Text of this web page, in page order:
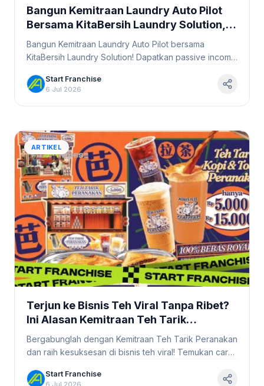
Bangun Kemitraan Laundry Auto Pilot
Bersama KitaBersih Laundry Solution,
Bisnis Tanpa Harus Turun Tangan
#Startfranchise
Bangun Kemitraan Laundry Auto Pilot bersama
KitaBersih Laundry Solution! Dapatkan passive income
sekarang!Start Franchise
6 Jul 2026
ARTIKEL
Terjun ke Bisnis Teh Viral Tanpa Ribet?
Ini Alasan Kemitraan Teh Tarik
Peranakan Jadi Pilihan Utama
#StartFranchise
Bergabunglah dengan Kemitraan Teh Tarik Peranakan
dan raih kesuksesan di bisnis teh viral! Temukan cara
Start Franchise
6 Jul 2026